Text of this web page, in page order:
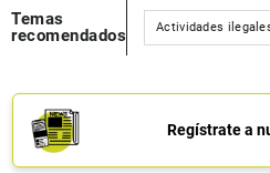
Temas
recomendados
Actividades
Regístrate a